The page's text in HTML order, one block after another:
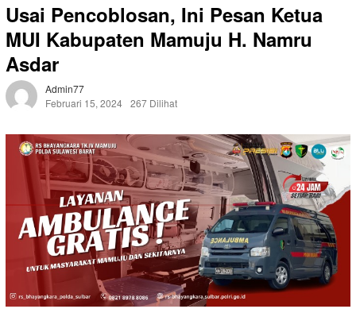
Usai Pencoblosan, Ini Pesan Ketua
MUI Kabupaten Mamuju H. Namru
Asdar
Admin77
Februari 15, 2024 267 Dilihat